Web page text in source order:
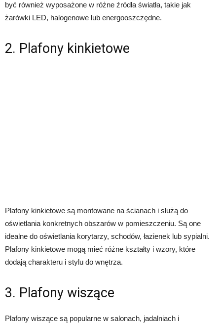
być również wyposażone w różne źródła światła, takie jak
żarówki LED, halogenowe lub energooszczędne.
2. Plafony kinkietowe
Plafony kinkietowe są montowane na ścianach i służą do
oświetlania konkretnych obszarów w pomieszczeniu. Są one
idealne do oświetlania korytarzy, schodów, łazienek lub sypialni.
Plafony kinkietowe mogą mieć różne kształty i wzory, które
dodają charakteru i stylu do wnętrza.
3. Plafony wiszące
Plafony wiszące są popularne w salonach, jadalniach i